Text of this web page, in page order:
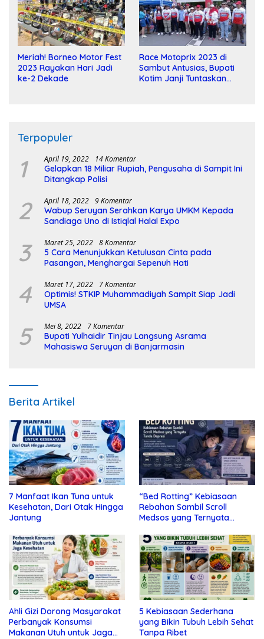
Meriah! Borneo Motor Fest
2023 Rayakan Hari Jadi
ke-2 Dekade
Race Motoprix 2023 di
Sambut Antusias, Bupati
Kotim Janji Tuntaskan
Terpopuler
1 April 19, 2022 14 Komentar
Gelapkan 18 Miliar Rupiah, Pengusaha di Sampit Ini
Ditangkap Polisi
2 April 18, 2022 9 Komentar
Wabup Seruyan Serahkan Karya UMKM Kepada
Sandiaga Uno di Istiqlal Halal Expo
3 Maret 25, 2022 8 Komentar
5 Cara Menunjukkan Ketulusan Cinta pada
Pasangan, Menghargai Sepenuh Hati
4 Maret 17, 2022 7 Komentar
Optimis! STKIP Muhammadiyah Sampit Siap Jadi
UMSA
5 Mei 8, 2022 7 Komentar
Bupati Yulhaidir Tinjau Langsung Asrama
Mahasiswa Seruyan di Banjarmasin
Berita Artikel
7 Manfaat Ikan Tuna untuk
Kesehatan, Dari Otak Hingga
Jantung
“Bed Rotting” Kebiasaan
Rebahan Sambil Scroll
Medsos yang Ternyata
Ahli Gizi Dorong Masyarakat
Perbanyak Konsumsi
Makanan Utuh untuk Jaga
5 Kebiasaan Sederhana
yang Bikin Tubuh Lebih Sehat
Tanpa Ribet